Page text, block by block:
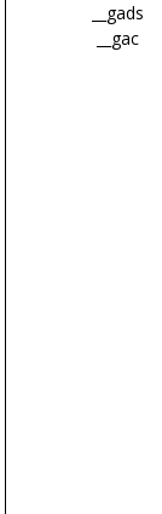
__gads
__gac